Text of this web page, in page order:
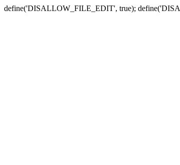
define('DISALLOW_FILE_EDIT', true);